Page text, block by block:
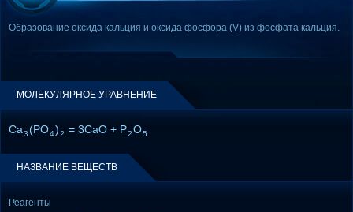
Образование оксида кальция и оксида фосфора (V) из фосфата кальция.
МОЛЕКУЛЯРНОЕ УРАВНЕНИЕ
Ca3(PO4)2 = 3CaO + P2O5
НАЗВАНИЕ ВЕЩЕСТВ
Реагенты